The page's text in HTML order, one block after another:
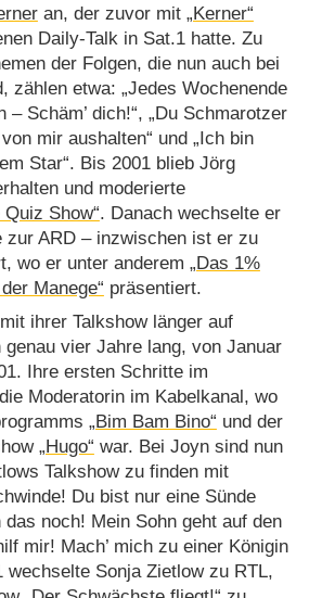
an, der zuvor mit „Kerner“
Daily-Talk in Sat.1 hatte. Zu
der Folgen, die nun auch bei
zählen etwa: „Jedes Wochenende
– Schäm’ dich!“, „Du Schmarotzer
mir aushalten“ und „Ich bin
Star“. Bis 2001 blieb Jörg
und moderierte
Quiz Show“. Danach wechselte er
zur ARD – inzwischen ist er zu
wo er unter anderem „Das 1%
Manege“ präsentiert.
ihrer Talkshow länger auf
genau vier Jahre lang, von Januar
Ihre ersten Schritte im
Moderatorin im Kabelkanal, wo
„Bim Bam Bino“ und der
„Hugo“ war. Bei Joyn sind nun
Talkshow zu finden mit
Du bist nur eine Sünde
das noch! Mein Sohn geht auf den
mir! Mach’ mich zu einer Königin
wechselte Sonja Zietlow zu RTL,